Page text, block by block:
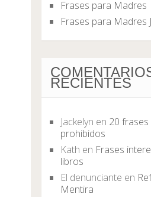
Frases para Madres
Frases para Madres
RECIENTES
Jackelyn en 20
prohibidos
Kath en Frases
libros
El denunciante en
Mentira